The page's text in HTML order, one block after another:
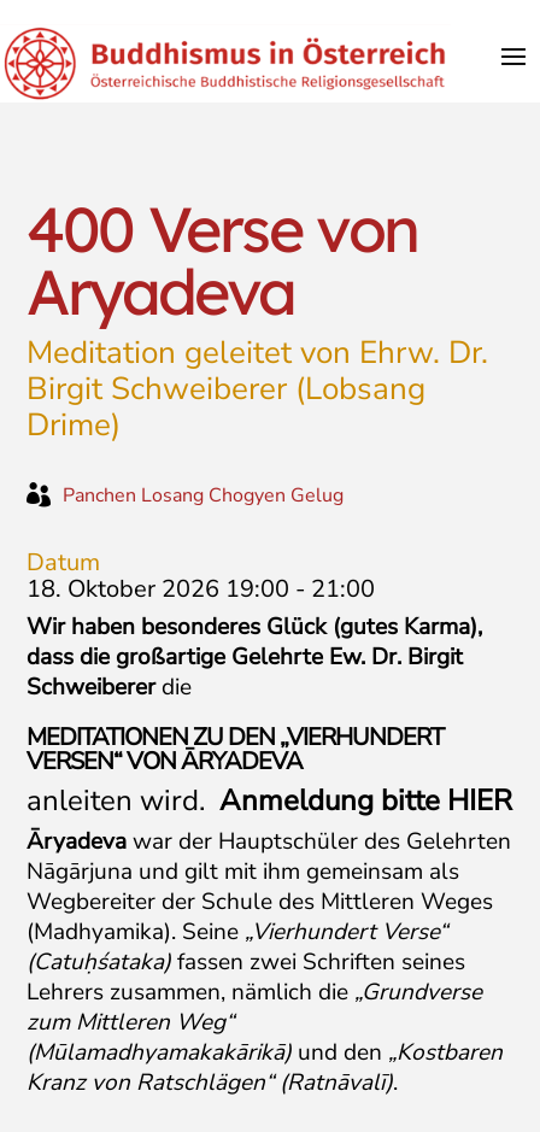
400 Verse von
Aryadeva
Meditation geleitet von Ehrw. Dr.
Birgit Schweiberer (Lobsang
Drime)
 Panchen Losang Chogyen Gelug
Datum
18. Oktober 2026 19:00 - 21:00
Wir haben besonderes Glück (gutes Karma),
dass die großartige Gelehrte Ew. Dr. Birgit
Schweibererdie
MEDITATIONEN ZU DEN „VIERHUNDERT
VERSEN“ VON ĀRYADEVA
anleiten wird.Anmeldung bitte HIER
Āryadevawar der Hauptschüler des Gelehrten
Nāgārjuna und gilt mit ihm gemeinsam als
Wegbereiter der Schule des Mittleren Weges
(Madhyamika). Seine „Vierhundert Verse“
(Catuḥśataka)fassen zwei Schriften seines
Lehrers zusammen, nämlich die „Grundverse
zum Mittleren Weg“
(Mūlamadhyamakakārikā) und den „Kostbaren
Kranz von Ratschlägen“ (Ratnāvalī).